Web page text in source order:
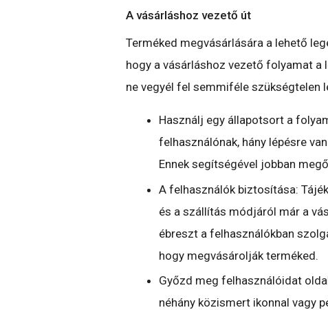
A vásárláshoz vezető út
Terméked megvásárlására a lehető
hogy a vásárláshoz vezető folyamat a
ne vegyél fel semmiféle szükségtelen
Használj egy állapotsort a
felhasználónak, hány lépésre
Ennek segítségével jobban
A felhasználók biztosítása:
és a szállítás módjáról már a
ébreszt a felhasználókban
hogy megvásárolják terméked.
Győzd meg felhasználóidat
néhány közismert ikonnal vagy